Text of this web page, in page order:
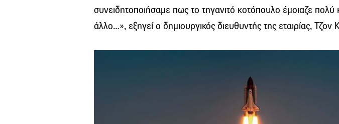
συνειδητοποιήσαμε πως το τηγανιτό κοτόπουλο έμοιαζε πολύ
άλλο…», εξηγεί ο δημιουργικός διευθυντής της εταιρίας, Τζον